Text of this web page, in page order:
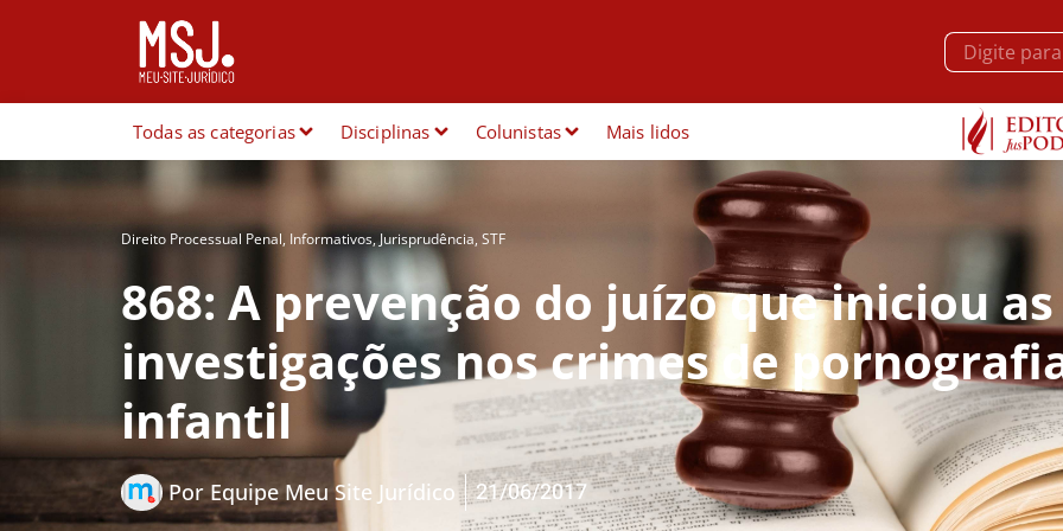
Todas as categorias Disciplinas Colunistas Mais lidos
Direito Processual Penal, Informativos, Jurisprudência, STF
868: A prevenção do juízo que iniciou as
investigações nos crimes de
infantil
PorEquipe Meu Site Jurídico 21/06/2017